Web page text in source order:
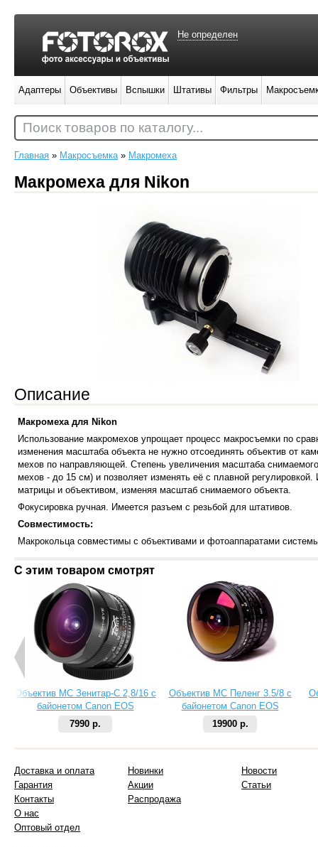
Главная » Макросъемка» Макромеха
Макромеха для Nikon
Описание
Макромеха для Nikon
Использование макромехов упрощает процесс макросъемки по
изменения масштаба объекта не нужно отсоединять объектив от
мехов по направляющей. Степень увеличения масштаба
мехов - до 15 см) и позволяет изменять её с плавной регулировкой.
матрицы и объективом, изменяя масштаб снимаемого объекта.
Фокусировка ручная. Имеется разъем с резьбой для штативов.
Совместимость:
Макрокольца совместимы с объективами и фотоаппаратами
С этим товаром смотрят
Объектив МС Зенитар-C 2,8/16 с
байонетом Canon EOS
7990 р.
Объектив МС Пеленг 3.5/8 с
байонетом Canon EOS
19900 р.
Не определен
Адаптеры Объективы Вспышки Штативы Фильтры
Поиск товаров по каталогу...
Доставка и оплата
Гарантия
Контакты
О нас
Оптовый отдел
Новинки
Акции
Распродажа
Новости
Статьи